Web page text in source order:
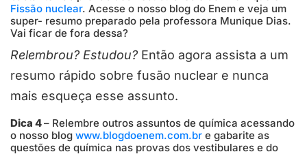
Fissão nuclear. Acesse o nosso blog do Enem e veja um
super- resumo preparado pela professora Munique Dias.
Vai ficar de fora dessa?
Relembrou? Estudou?Então agora assista a um
resumo rápido sobre fusão nuclear e nunca
mais esqueça esse assunto.
Dica 4– Relembre outros assuntos de química acessando
o nosso blog www.blogdoenem.com.br e gabarite as
questões de química nas provas dos vestibulares e do